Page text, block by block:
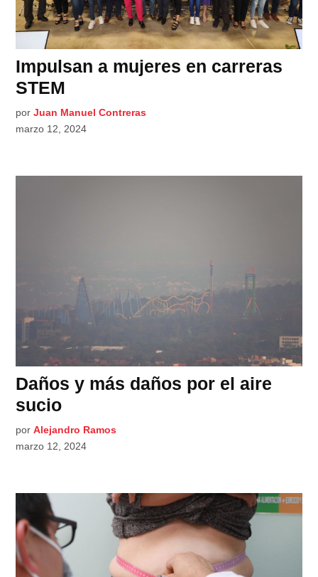
Impulsan a mujeres en carreras
STEM
por Juan Manuel Contreras
marzo 12, 2024
Daños y más daños por el aire
sucio
por Alejandro Ramos
marzo 12, 2024